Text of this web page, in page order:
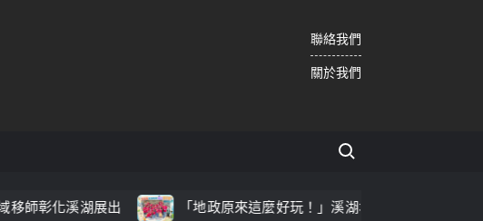
聯絡我們
關於我們
Search for:
「地政原來這麼好玩！」溪湖地政「2026地政魔法夏令營」精彩落幕